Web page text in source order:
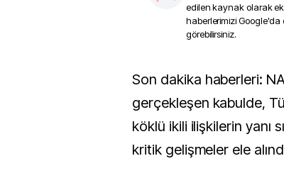
edilen kaynak olarak
haberlerimizi Google'da
görebilirsiniz.
Son dakika haberleri: NATO Merkezi'nde
gerçekleşen kabulde,
köklü ikili ilişkilerin yanı
kritik gelişmeler ele